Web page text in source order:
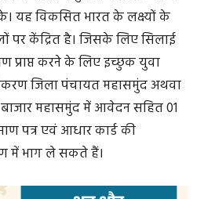
यह विकसित भारत के लक्ष्यों के
पर केंद्रित है। जिसके लिए सिलाई
प्राप्त करने के लिए इच्छुक युवा
जिला पंचायत महासमुंद अथवा
महासमुंद में आवेदन सहित 01
पत्र एवं आधार कार्ड की
में भाग ले सकते हैं।